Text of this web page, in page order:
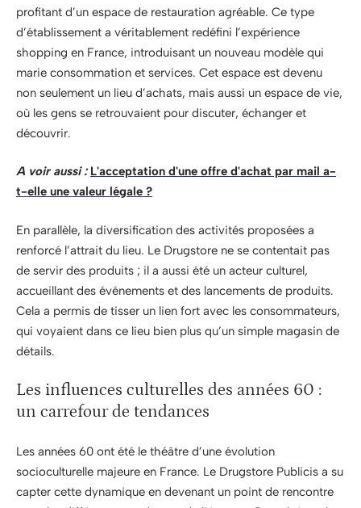
profitant d’un espace de restauration agréable. Ce type
d’établissement a véritablement redéfini l’expérience
shopping en France, introduisant un nouveau modèle qui
marie consommation et services. Cet espace est devenu
non seulement un lieu d’achats, mais aussi un espace de vie,
où les gens se retrouvaient pour discuter, échanger et
découvrir.
A voir aussi : L'acceptation d'une offre d'achat par mail a-
t-elle une valeur légale ?
En parallèle, la diversification des activités proposées a
renforcé l’attrait du lieu. Le Drugstore ne se contentait pas
de servir des produits ; il a aussi été un acteur culturel,
accueillant des événements et des lancements de produits.
Cela a permis de tisser un lien fort avec les consommateurs,
qui voyaient dans ce lieu bien plus qu’un simple magasin de
détails.
Les influences culturelles des années 60 :
un carrefour de tendances
Les années 60 ont été le théâtre d’une évolution
socioculturelle majeure en France. Le Drugstore Publicis a su
capter cette dynamique en devenant un point de rencontre